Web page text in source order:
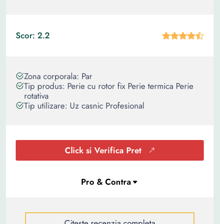
Scor: 2.2
Zona corporala: Par
Tip produs: Perie cu rotor fix Perie termica Perie
rotativa
Tip utilizare: Uz casnic Profesional
Click si Verifica Pret